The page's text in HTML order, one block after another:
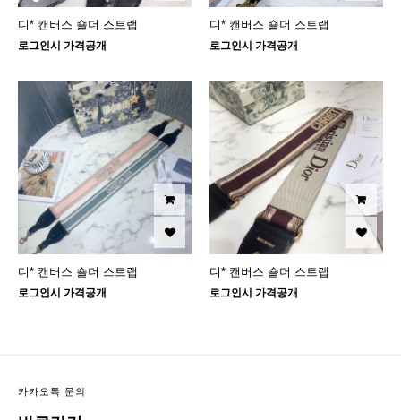
디* 캔버스 숄더 스트랩
로그인시 가격공개
디* 캔버스 숄더 스트랩
로그인시 가격공개
디* 캔버스 숄더 스트랩
로그인시 가격공개
디* 캔버스 숄더 스트랩
로그인시 가격공개
카카오톡 문의